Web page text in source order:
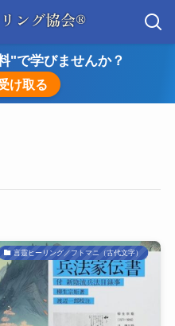
"で学びませんか？
け取る
言靈ヒーリング／フトマニ（古代文字）